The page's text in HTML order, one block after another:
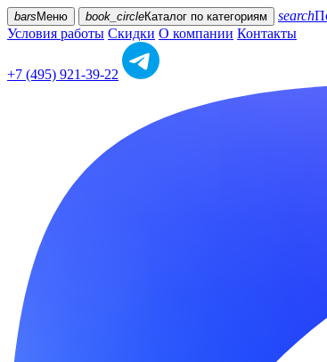
bars Меню book_circleКаталог по категориям search
Условия работы Скидки О компании Контакты
+7 (495) 921-39-22